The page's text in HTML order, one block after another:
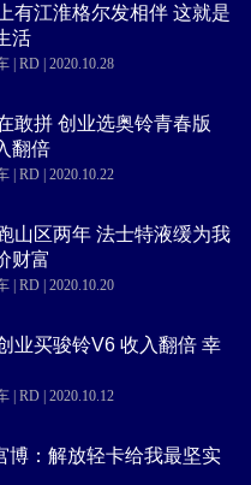
有江淮格尔发相伴 这就是
活
| RD | 2020.10.28
敢拼 创业选奥铃青春版
翻倍
| RD | 2020.10.22
山区两年 法士特液缓为我
财富
| RD | 2020.10.20
业买骏铃V6 收入翻倍 幸
| RD | 2020.10.12
博：解放轻卡给我最坚实